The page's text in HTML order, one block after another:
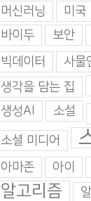
머신러닝
미국
바이두
보안
빅데이터 사물
생각을 담는 집
생성AI 소설
소셜 미디어
아마존 아이
알고리즘